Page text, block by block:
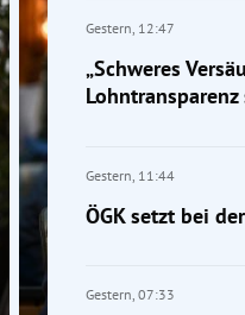
Gestern, 12:47
„Schweres
Lohntransparenz
Gestern, 11:44
ÖGK setzt bei
Gestern, 07:33